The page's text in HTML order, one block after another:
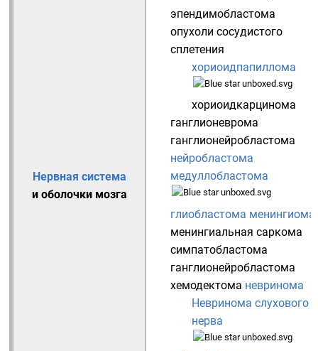
Нервная система
и оболочки мозга
эпендимобластома
опухоли сосудистого
сплетения
хориоидпапиллома
хориоидкарцинома
ганглионеврома
ганглионейробластома
нейробластома
медуллобластома
глиобластома менингиома
менингиальная саркома
симпатобластома
ганглионейробластома
хемодектома невринома
Невринома слухового
нерва